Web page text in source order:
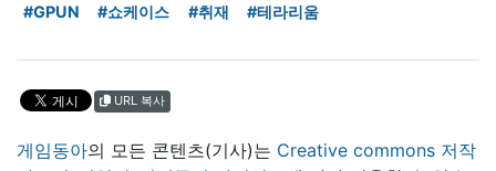
#GPUN #쇼케이스 #취재 #테라리움
URL 복사
게임동아의 모든 콘텐츠(기사)는 Creative commons 저작